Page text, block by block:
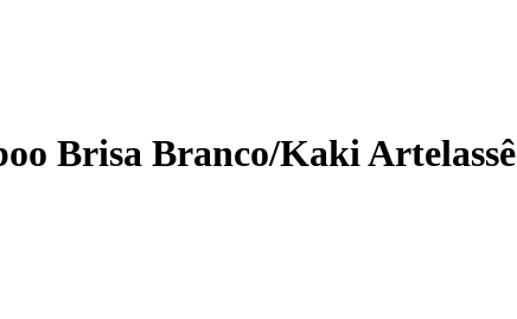
Brisa Branco/Kaki Artelassê